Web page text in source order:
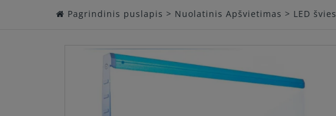
Pagrindinis puslapis > Nuolatinis Apšvietimas > LED